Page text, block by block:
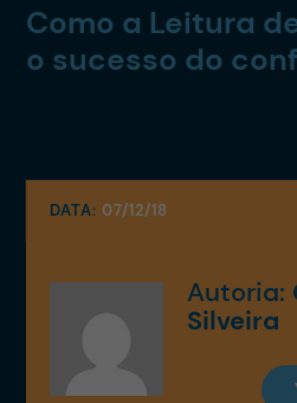
Como a Leitura
o sucesso do
DATA:07/12/18
Autoria:
Silveira